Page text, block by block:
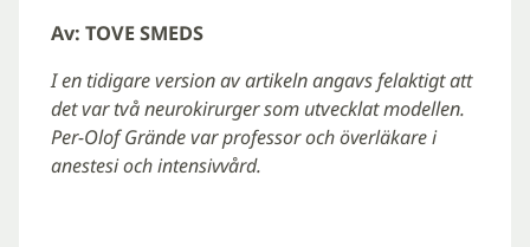
Av: TOVE SMEDS
I en tidigare version av artikeln angavs felaktigt att
det var två neurokirurger som utvecklat modellen.
Per-Olof Grände varprofessor och överläkare i
anestesi och intensivvård.